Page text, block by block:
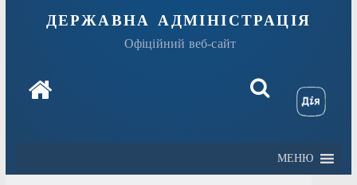
державна адміністрація
Офіційний веб-сайт
МЕНЮ